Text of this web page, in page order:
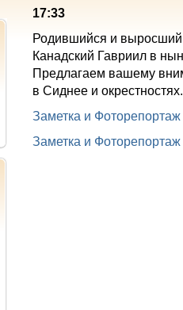
17:33
Родившийся и выросший
Канадский Гавриил в
Предлагаем вашему
в Сиднее и окрестностях.
Заметка и Фоторепортаж
Заметка и Фоторепортаж